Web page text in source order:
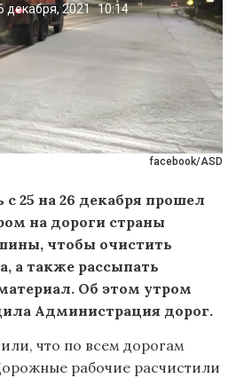
facebook/ASD
декабря, 2021 10:14
25 на 26 декабря прошел
на дороги страны
чтобы очистить
а также рассыпать
Об этом утром
Администрация дорог.
что по всем дорогам
рабочие расчистили